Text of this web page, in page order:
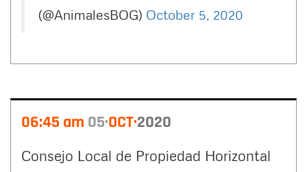
(@AnimalesBOG) October 5, 2020
06:45 am 05 OCT 2020
Consejo Local de Propiedad Horizontal